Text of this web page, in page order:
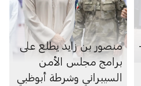
منصور بن زايد يطلع على
برامج مجلس الأمن
السيبراني وشرطة أبوظبي